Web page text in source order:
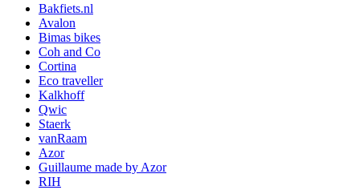
Bakfiets.nl
Avalon
Bimas bikes
Coh and Co
Cortina
Eco traveller
Kalkhoff
Qwic
Staerk
vanRaam
Azor
Guillaume made by Azor
RIH